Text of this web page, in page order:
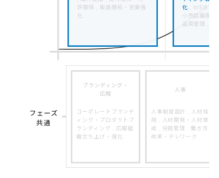
許取得 , 販路開拓・営業強
化
化 , WEBマ
小売店舗開
品質管理 , 物
フェーズ
共通
ブランディング・
広報
コーポレートブランデ
ィング・プロダクトブ
ランディング , 広報組
織立ち上げ・強化
人事
人事制度設計 , 人材採
用 , 人材開発・人材育
成 , 労務管理 , 働き方
改革・テレワーク